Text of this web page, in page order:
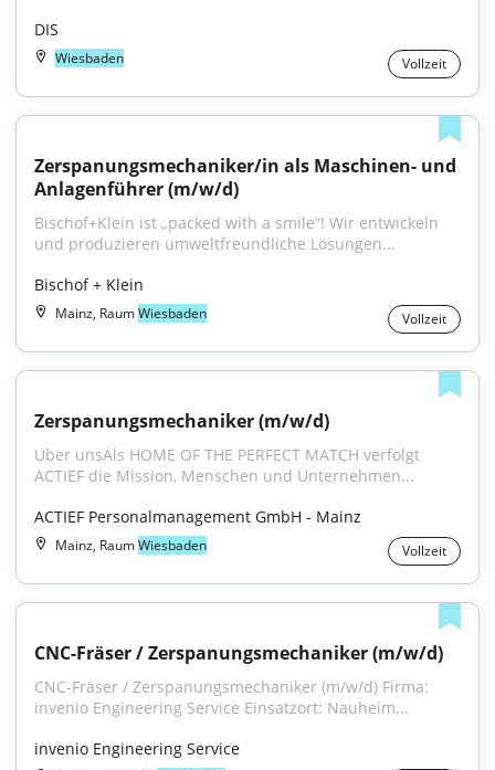
DIS
Wiesbaden Vollzeit
Zerspanungsmechaniker/in als Maschinen- und
Anlagenführer (m/w/d)
Bischof+Klein ist „packed with a smile“! Wir entwickeln
und produzieren umweltfreundliche Lösungen...
Bischof + Klein
Mainz, RaumWiesbaden Vollzeit
Zerspanungsmechaniker (m/w/d)
Uber unsAls HOME OF THE PERFECT MATCH verfolgt
ACTIEF die Mission, Menschen und Unternehmen...
ACTIEF Personalmanagement GmbH - Mainz
Mainz, RaumWiesbaden Vollzeit
CNC-Fräser / Zerspanungsmechaniker (m/w/d)
CNC-Fräser / Zerspanungsmechaniker (m/w/d) Firma:
invenio Engineering Service Einsatzort: Nauheim...
invenio Engineering Service